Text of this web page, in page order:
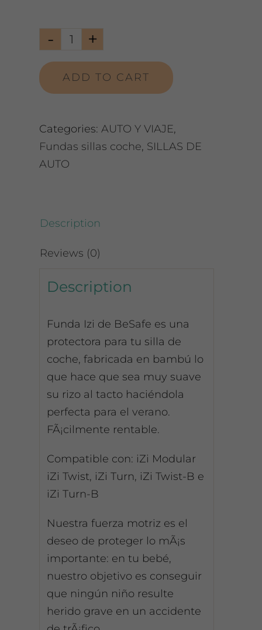
Funda
Bambú
Izi
Izi
Twist
BeSafe
ADD TO CART
Categories:AUTO Y VIAJE,
Fundas sillas coche, SILLAS DE
AUTO
Description
Reviews (0)
Description
Funda Izi de BeSafe es una
protectora para tu silla de
coche, fabricada en bambú lo
que hace que sea muy suave
su rizo al tacto haciéndola
perfecta para el verano.
FÃ¡cilmente rentable.
Compatible con: iZi Modular
iZi Twist, iZi Turn, iZi Twist-B e
iZi Turn-B
Nuestra fuerza motriz es el
deseo de proteger lo mÃ¡s
importante: en tu bebé,
nuestro objetivo es conseguir
que ningún niño resulte
herido grave en un accidente